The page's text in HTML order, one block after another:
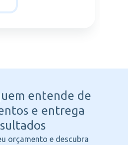
entende de
e entrega
orçamento e descubra